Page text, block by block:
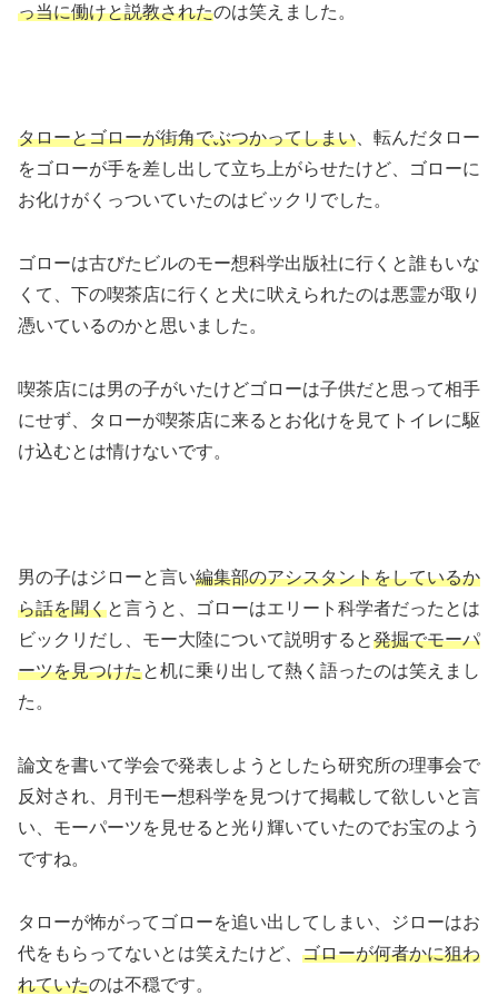
っ当に働けと説教されたのは笑えました。
タローとゴローが街角でぶつかってしまい 、転んだタロー
をゴローが手を差し出して立ち上がらせたけど、ゴローに
お化けがくっついていたのはビックリでした。
ゴローは古びたビルのモー想科学出版社に行くと誰もいな
くて、下の喫茶店に行くと犬に吠えられたのは悪霊が取り
憑いているのかと思いました。
喫茶店には男の子がいたけどゴローは子供だと思って相手
にせず、タローが喫茶店に来るとお化けを見てトイレに駆
け込むとは情けないです。
男の子はジローと言い編集部のアシスタントをしているか
ら話を聞くと言うと、ゴローはエリート科学者だったとは
ビックリだし、モー大陸について説明すると発掘でモーパ
ーツを見つけたと机に乗り出して熱く語ったのは笑えまし
た。
論文を書いて学会で発表しようとしたら研究所の理事会で
反対され、月刊モー想科学を見つけて掲載して欲しいと言
い、モーパーツを見せると光り輝いていたのでお宝のよう
ですね。
タローが怖がってゴローを追い出してしまい、ジローはお
代をもらってないとは笑えたけど、 ゴローが何者かに狙わ
れていたのは不穏です。